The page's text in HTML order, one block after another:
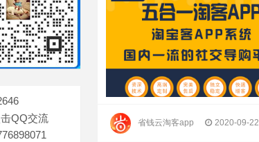
22
淘宝客APP总体可以分为两大类：共享APP和独立APP
22
淘宝客有了新方向——淘宝客app
省钱云淘客app 2020-09-22